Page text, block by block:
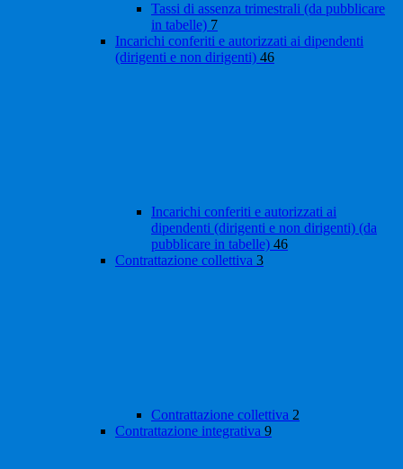
Tassi di assenza trimestrali (da pubblicare
in tabelle) 7
Incarichi conferiti e autorizzati ai dipendenti
(dirigenti e non dirigenti) 46
Incarichi conferiti e autorizzati ai
dipendenti (dirigenti e non dirigenti) (da
pubblicare in tabelle) 46
Contrattazione collettiva 3
Contrattazione collettiva 2
Contrattazione integrativa 9